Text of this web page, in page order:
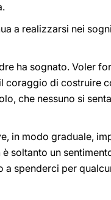
a realizzarsi nei
ha sognato. Voler
coraggio di costruire
che nessuno si
in modo graduale,
soltanto un
a spenderci per